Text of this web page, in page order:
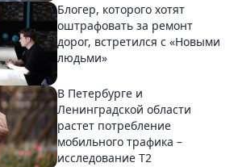
Блогер, которого хотят
оштрафовать за ремонт
дорог, встретился с «Новыми
людьми»
В Петербурге и
Ленинградской области
растет потребление
мобильного трафика –
исследование T2